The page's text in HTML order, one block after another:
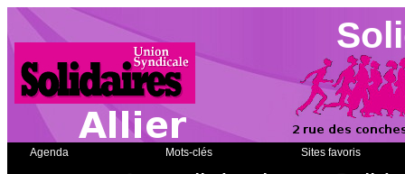
Agenda Mots-clés Sites favoris